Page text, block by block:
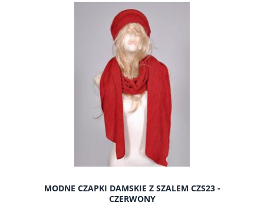
do koszyka
MODNE CZAPKI DAMSKIE Z SZALEM CZS23 -
CZERWONY